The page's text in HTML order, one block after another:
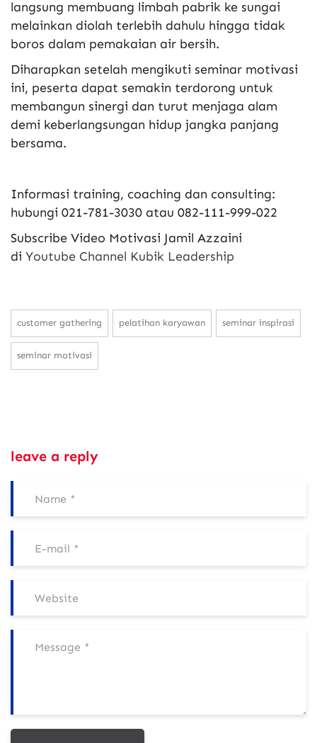
langsung membuang limbah pabrik ke sungai
melainkan diolah terlebih dahulu hingga tidak
boros dalam pemakaian air bersih.
Diharapkan setelah mengikuti seminar motivasi
ini, peserta dapat semakin terdorong untuk
membangun sinergi dan turut menjaga alam
demi keberlangsungan hidup jangka panjang
bersama.
Informasi training, coaching dan consulting:
hubungi 021-781-3030 atau 082-111-999-022
Subscribe Video Motivasi Jamil Azzaini
di Youtube Channel Kubik Leadership
customer gathering pelatihan karyawan seminar inspirasi
seminar motivasi
leave a reply